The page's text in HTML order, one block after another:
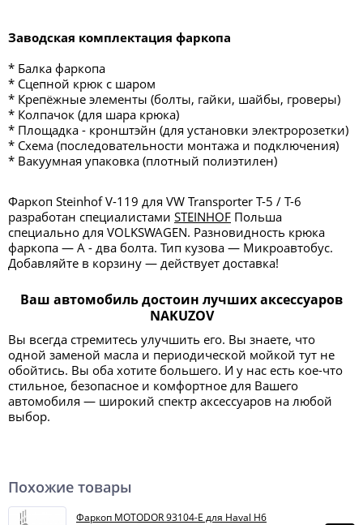
Заводская комплектация фаркопа
* Балка фаркопа
* Сцепной крюк с шаром
* Крепёжные элементы (болты, гайки, шайбы, гроверы)
* Колпачок (для шара крюка)
* Площадка - кронштэйн (для установки электророзетки)
* Схема (последовательности монтажа и подключения)
* Вакуумная упаковка (плотный полиэтилен)
Фаркоп Steinhof V-119 для VW Transporter T-5 / T-6
разработан специалистами STEINHOF Польша
специально для VOLKSWAGEN. Разновидность крюка
фаркопа — А - два болта. Тип кузова — Микроавтобус.
Добавляйте в корзину — действует доставка!
Ваш автомобиль достоин лучших аксессуаров
NAKUZOV
Вы всегда стремитесь улучшить его. Вы знаете, что
одной заменой масла и периодической мойкой тут не
обойтись. Вы оба хотите большего. И у нас есть кое-что
стильное, безопасное и комфортное для Вашего
автомобиля — широкий спектр аксессуаров на любой
выбор.
Похожие товары
Фаркоп MOTODOR 93104-E для Haval H6